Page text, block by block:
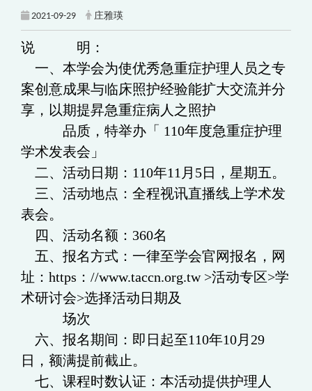
2021-09-29 庄雅瑛
说 明：
一、本学会为使优秀急重症护理人员之专
案创意成果与临床照护经验能扩大交流并分
享，以期提昇急重症病人之照护
品质，特举办「 110年度急重症护理
学术发表会」
二、活动日期：110年11月5日，星期五。
三、活动地点：全程视讯直播线上学术发
表会。
四、活动名额：360名
五、报名方式：一律至学会官网报名，网
址：https：//www.taccn.org.tw >活动专区>学
术研讨会>选择活动日期及
场次
六、报名期间：即日起至110年10月29
日，额满提前截止。
七、课程时数认证：本活动提供护理人